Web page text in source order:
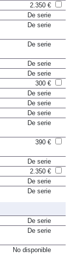
2.350 €
De serie
De serie
De serie
De serie
De serie
300 €
De serie
De serie
De serie
De serie
390 €
De serie
2.350 €
De serie
De serie
De serie
De serie
No disponible